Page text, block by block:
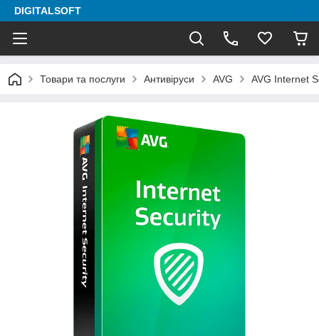
DIGITALSOFT
Товари та послуги Антивіруси AVG AVG Internet